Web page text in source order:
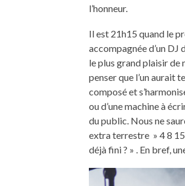
l’honneur.
Il est 21h15 quand le
accompagnée d’un
le plus grand plaisir de
penser que l’un aurait
composé et
ou d’une machine à
du public. Nous ne
extra terrestre » 4 8 15
déjà fini ? » . En bref,